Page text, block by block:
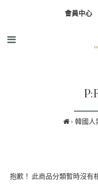
會員中心
韓國人
抱歉！ 此商品分類暫時沒有